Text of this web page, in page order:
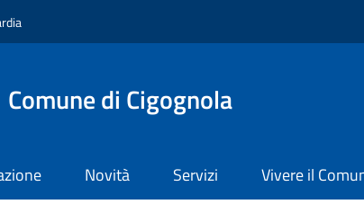
Comune di Cigognola
Novità Servizi Vivere il